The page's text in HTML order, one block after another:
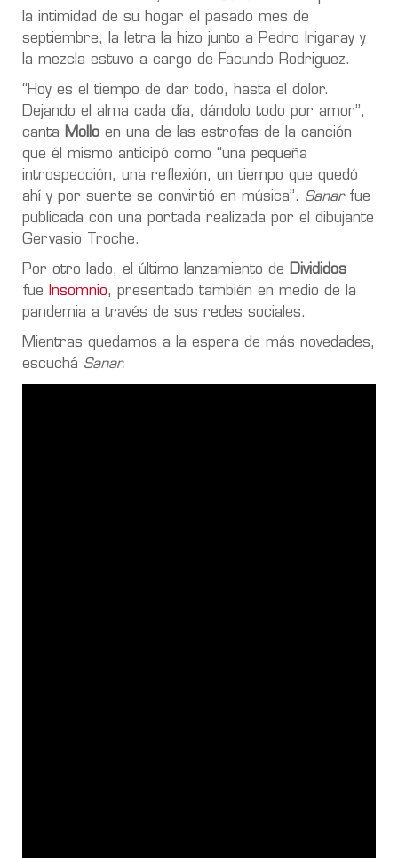
la intimidad de su hogar el pasado mes de
septiembre, la letra la hizo junto a Pedro Irigaray y
la mezcla estuvo a cargo de Facundo Rodriguez.
“Hoy es el tiempo de dar todo, hasta el dolor.
Dejando el alma cada día, dándolo todo por amor”,
canta
Mollo en una de las estrofas de la canción
que él mismo anticipó como “una pequeña
introspección, una reflexión, un tiempo que quedó
ahí y por suerte se convirtió en música”. Sanarfue
publicada con una portada realizada por el dibujante
Gervasio Troche.
Por otro lado, el último lanzamiento de Divididos
fue
Insomnio, presentado también en medio de la
pandemia a través de sus redes sociales.
Mientras quedamos a la espera de más novedades,
escuchá Sanar.